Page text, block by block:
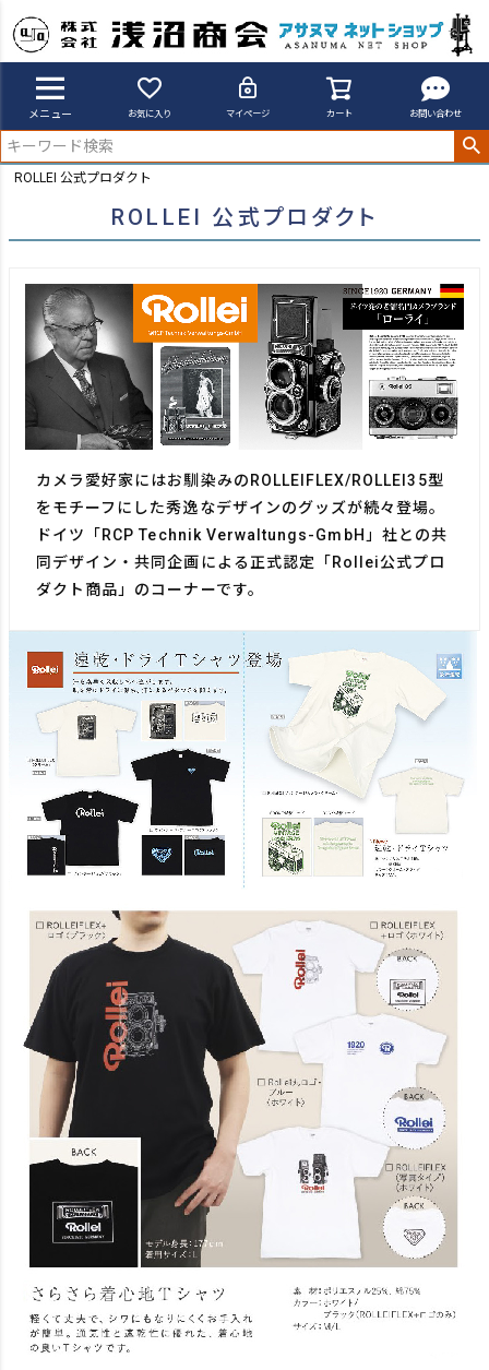
メニュー お気に入り マイページ カート お問い合わせ
ROLLEI 公式プロダクト
ROLLEI 公式プロダクト
カメラ愛好家にはお馴染みのROLLEIFLEX/ROLLEI35型
をモチーフにした秀逸なデザインのグッズが続々登場。
ドイツ​「RCP Technik Verwaltungs-GmbH」社との​共
同デザイン・共同企画による正式認定「​Rollei公式プロ
ダクト商品」のコーナーです。